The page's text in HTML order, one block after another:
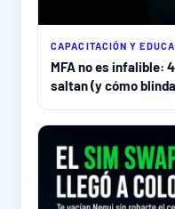
CAPACITACIÓN Y
MFA no es infalible:
saltan (y cómo